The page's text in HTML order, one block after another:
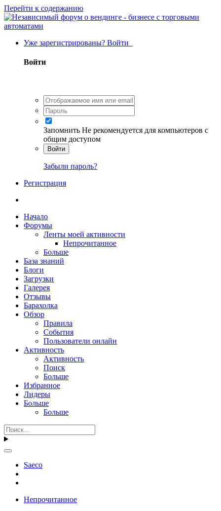
Перейти к содержанию
Уже зарегистрированы? Войти
Войти
Запомнить Не рекомендуется для компьютеров с
общим доступом
Войти
Забыли пароль?
Регистрация
Начало
Форумы
Ленты моей активности
Непрочитанное
Больше
База знаний
Блоги
Загрузки
Галерея
Отзывы
Барахолка
Обзор
Правила
События
Пользователи онлайн
Активность
Активность
Поиск
Больше
Избранное
Лидеры
Больше
Больше
Saeco
Непрочитанное